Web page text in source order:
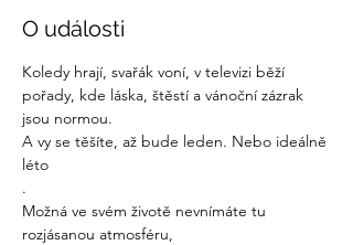
O události
Koledy hrají, svařák voní, v televizi běží
pořady, kde láska, štěstí a vánoční zázrak
jsou normou.
A vy se těšíte, až bude leden. Nebo ideálně
léto
.
Možná ve svém životě nevnímáte tu
rozjásanou atmosféru,